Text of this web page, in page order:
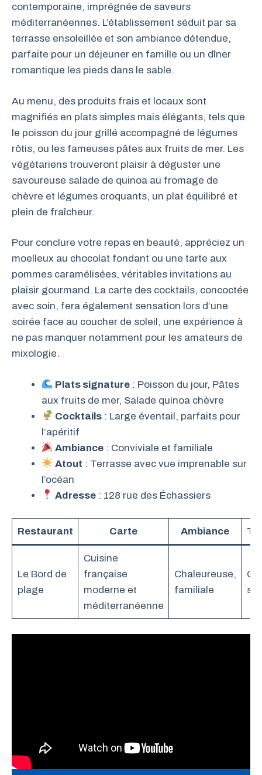
contemporaine, imprégnée de saveurs
méditerranéennes. L’établissement séduit par sa
terrasse ensoleillée et son ambiance détendue,
parfaite pour un déjeuner en famille ou un dîner
romantique les pieds dans le sable.
Au menu, des produits frais et locaux sont
magnifiés en plats simples mais élégants, tels que
le poisson du jour grillé accompagné de légumes
rôtis, ou les fameuses pâtes aux fruits de mer. Les
végétariens trouveront plaisir à déguster une
savoureuse salade de quinoa au fromage de
chèvre et légumes croquants, un plat équilibré et
plein de fraîcheur.
Pour conclure votre repas en beauté, appréciez un
moelleux au chocolat fondant ou une tarte aux
pommes caramélisées, véritables invitations au
plaisir gourmand. La carte des cocktails, concoctée
avec soin, fera également sensation lors d’une
soirée face au coucher de soleil, une expérience à
ne pas manquer notamment pour les amateurs de
mixologie.
Plats signature : Poisson du jour, Pâtes
aux fruits de mer, Salade quinoa chèvre
Cocktails : Large éventail, parfaits pour
l’apéritif
Ambiance : Conviviale et familiale
Atout : Terrasse avec vue imprenable sur
l’océan
Adresse : 128 rue des Échassiers
Restaurant Carte Ambiance
Le Bord de
plage
Cuisine
française
moderne et
méditerranéenne
Chaleureuse,
familiale